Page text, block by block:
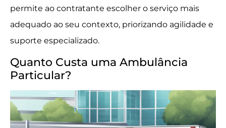
permite ao contratante escolher o serviço mais
adequado ao seu contexto, priorizando agilidade e
suporte especializado.
Quanto Custa uma Ambulância
Particular?